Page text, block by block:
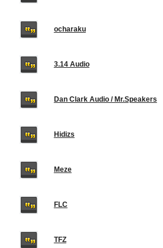
ocharaku
3.14 Audio
Dan Clark Audio / Mr.Speakers
Hidizs
Meze
FLC
TFZ